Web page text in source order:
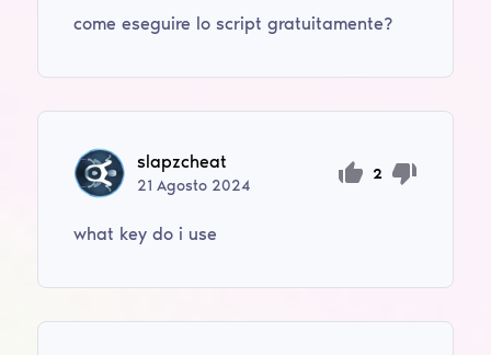
come eseguire lo script gratuitamente?
slapzcheat
21Agosto 2024
2
what key do i use